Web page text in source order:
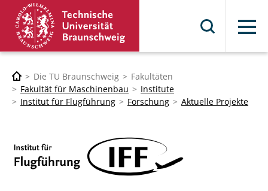
Menü
Die TU Braunschweig
Fakultäten
Fakultät für Maschinenbau
Institute
Institut für Flugführung
Forschung Aktuelle Projekte